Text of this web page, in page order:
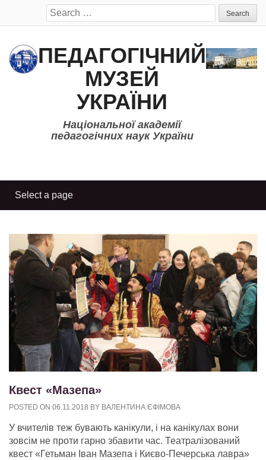
Search
for:
ПЕДАГОГІЧНИЙ
МУЗЕЙ
УКРАЇНИ
Національної академії
педагогічних наук України
Квест «Мазепа»
POSTED ON 06.11.2018 BY ВАЛЕНТИНА ЄФІМОВА
У вчителів теж бувають канікули, і на канікулах вони
зовсім не проти гарно збавити час. Театралізований
квест «Гетьман Іван Мазепа і Києво-Печерська лавра»